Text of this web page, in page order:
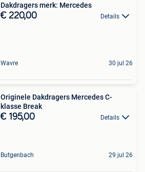
Dakdragers merk: Mercedes
€ 220,00 Details
Wavre 30 jul 26
Originele Dakdragers Mercedes C-
klasse Break
€ 195,00 Details
Butgenbach 29 jul 26